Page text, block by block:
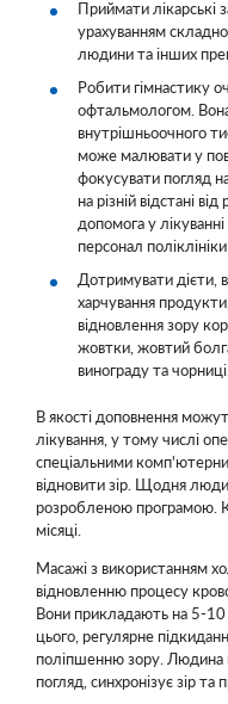
Приймати лікарські
урахуванням
людини та інших
Робити гімнастику
офтальмологом.
внутрішньоочного
може малювати у
фокусувати погляд
на різній відстані
допомога у
персонал
Дотримувати дієти,
харчування
відновлення зору
жовтки, жовтий
винограду та чорниці.
В якості доповнення
лікування, у тому числі
спеціальними
відновити зір. Щодня
розробленою програмою.
місяці.
Масажі з використанням
відновленню процесу
Вони прикладають на 5-
цього, регулярне
поліпшенню зору. Людина
погляд, синхронізує зір та